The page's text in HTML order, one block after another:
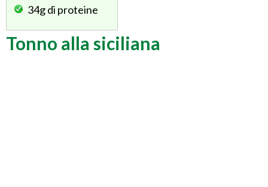
34gdi proteine
Tonno alla siciliana